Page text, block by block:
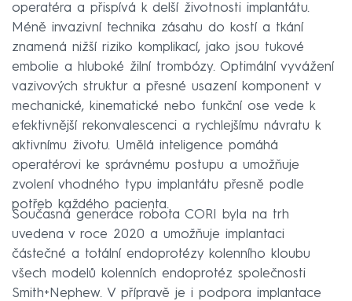
operatéra a přispívá k delší životnosti implantátu.
Méně invazivní technika zásahu do kostí a tkání
znamená nižší riziko komplikací, jako jsou tukové
embolie a hluboké žilní trombózy. Optimální vyvážení
vazivových struktur a přesné usazení komponent v
mechanické, kinematické nebo funkční ose vede k
efektivnější rekonvalescenci a rychlejšímu návratu k
aktivnímu životu. Umělá inteligence pomáhá
operatérovi ke správnému postupu a umožňuje
zvolení vhodného typu implantátu přesně podle
potřeb každého pacienta.
Současná generace robota CORI byla na trh
uvedena v roce 2020 a umožňuje implantaci
částečné a totální endoprotézy kolenního kloubu
všech modelů kolenních endoprotéz společnosti
Smith+Nephew. V přípravě je i podpora implantace